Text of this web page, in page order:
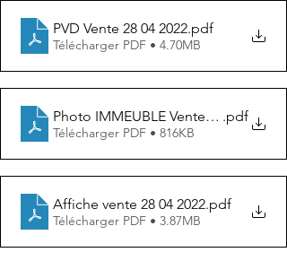
PVD Vente 28 04 2022.pdf
Télécharger PDF • 4.70MB
Photo IMMEUBLE Vente 28 04 2022
.pdf
Télécharger PDF • 816KB
Affiche vente 28 04 2022.pdf
Télécharger PDF • 3.87MB